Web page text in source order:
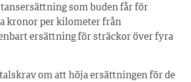
som buden får för
kronor per kilometer från
ersättning för sträckor över fyra
om att höja ersättningen för de